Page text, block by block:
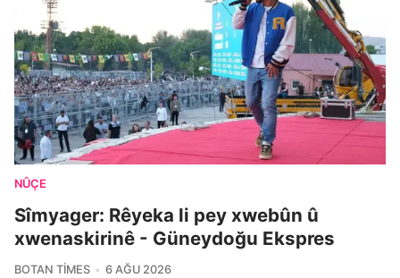
NÛÇE
Sîmyager: Rêyeka li pey xwebûn û
xwenaskirinê - Güneydoğu Ekspres
BOTAN TIMES 6 AĞU 2026